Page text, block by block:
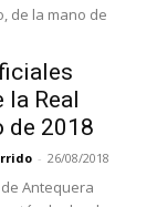
de la mano de
la Real
de 2018
- 26/08/2018
Antequera